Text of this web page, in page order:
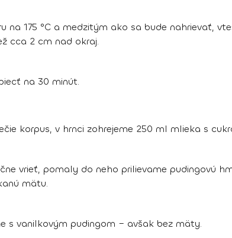
na 175 °C a medzitým ako sa bude nahrievať,
cca 2 cm nad okraj.
na 30 minút.
korpus, v hrnci zohrejeme 250 ml mlieka s
vrieť, pomaly do neho prilievame pudingovú
mätu.
s vanilkovým pudingom – avšak bez mäty.